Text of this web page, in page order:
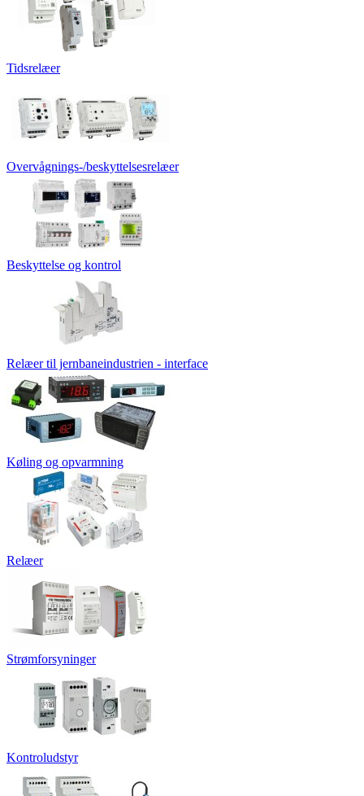
Tidsrelæer
Overvågnings-/beskyttelsesrelæer
Beskyttelse og kontrol
Relæer til jernbaneindustrien - interface
Køling og opvarmning
Relæer
Strømforsyninger
Kontroludstyr